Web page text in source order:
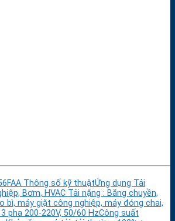
Thông số kỹ thuậtỨng dụng Tải
Bơm, HVAC Tải nặng : Băng chuyền,
bì, máy giặt công nghiệp, máy đóng chai,
pha 200-220V, 50/60 HzCông suất